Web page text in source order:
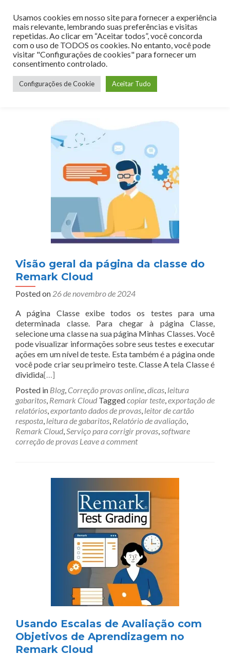
MENU
Tag:copiar teste
Visão geral da página da classe do
Remark Cloud
Posted on 26 de novembro de 2024
A página Classe exibe todos os testes para uma
determinada classe. Para chegar à página Classe,
selecione uma classe na sua página Minhas Classes. Você
pode visualizar informações sobre seus testes e executar
ações em um nível de teste. Esta também é a página onde
você pode criar seu primeiro teste. Classe A tela Classe é
dividida[…]
Posted in Blog, Correção provas online,dicas, leitura
gabaritos, Remark Cloud Taggedcopiar teste,exportação de
relatórios,exportanto dados de provas, leitor de cartão
resposta, leitura de gabaritos, Relatório de avaliação,
Remark Cloud,Serviço para corrigir provas,software
correção de provas Leave a comment
Usando Escalas de Avaliação com
Objetivos de Aprendizagem no
Remark Cloud
Usamos cookies em nosso site para fornecer a experiência
mais relevante, lembrando suas preferências e visitas
repetidas. Ao clicar em “Aceitar todos”, você concorda
com o uso de TODOS os cookies. No entanto, você pode
visitar "Configurações de cookies" para fornecer um
consentimento controlado.
Configurações de Cookie Aceitar Tudo